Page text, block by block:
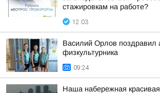
стажировкам на работе?
12:03
Василий Орлов поздравил
физкультурника
09:24
Наша набережная